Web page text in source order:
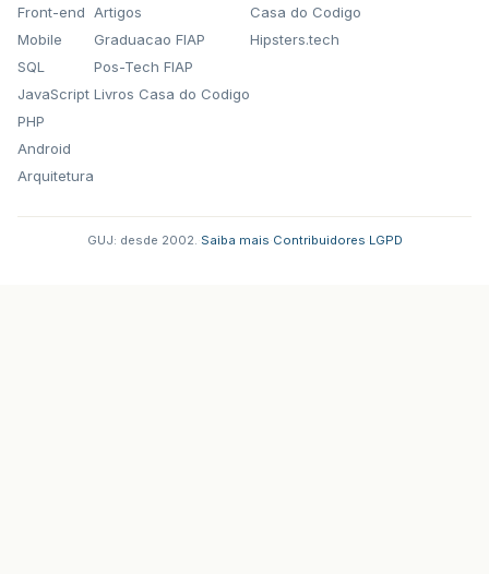
Front-end
Mobile
SQL
JavaScript
PHP
Android
Arquitetura
Artigos
Graduacao FIAP
Pos-Tech FIAP
Livros Casa do Codigo
Casa do Codigo
Hipsters.tech
GUJ: desde 2002. Saiba mais Contribuidores LGPD